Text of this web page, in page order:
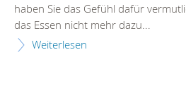
haben Sie das Gefühl dafür
das Essen nicht mehr dazu...
Weiterlesen